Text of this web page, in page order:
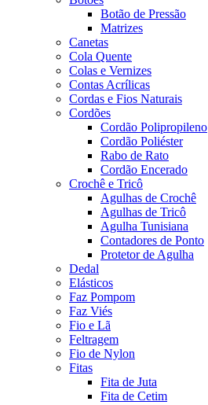
Botão de Pressão
Matrizes
Canetas
Cola Quente
Colas e Vernizes
Contas Acrílicas
Cordas e Fios Naturais
Cordões
Cordão Polipropileno
Cordão Poliéster
Rabo de Rato
Cordão Encerado
Crochê e Tricô
Agulhas de Crochê
Agulhas de Tricô
Agulha Tunisiana
Contadores de Ponto
Protetor de Agulha
Dedal
Elásticos
Faz Pompom
Faz Viés
Fio e Lã
Feltragem
Fio de Nylon
Fitas
Fita de Juta
Fita de Cetim